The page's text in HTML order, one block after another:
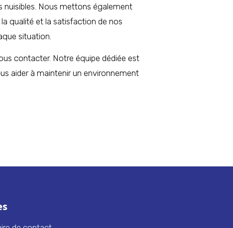
nuisibles. Nous mettons également
qualité et la satisfaction de nos
situation.
contacter. Notre équipe dédiée est
aider à maintenir un environnement